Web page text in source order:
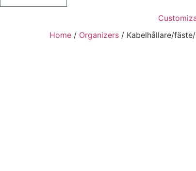
Home / Organizers / Kabelhållare/